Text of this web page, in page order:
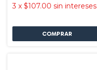
3 x $107.00 sin intereses